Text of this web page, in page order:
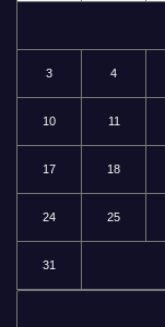
3 4
10 11
17 18
24 25
31